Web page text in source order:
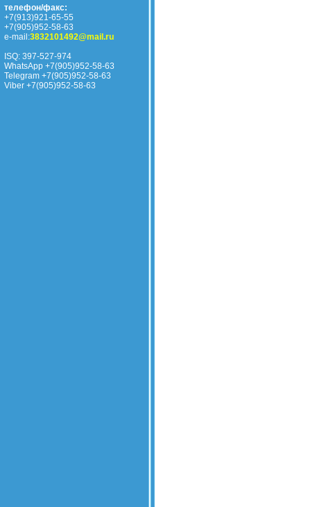
телефон/факс:
+7(913)921-65-55
+7(905)952-58-63
e-mail:3832101492@mail.ru
ISQ: 397-527-974
WhatsApp +7(905)952-58-63
Telegram +7(905)952-58-63
Viber +7(905)952-58-63